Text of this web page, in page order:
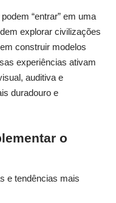
“entrar” em uma
explorar civilizações
construir modelos
experiências ativam
auditiva e
duradouro e
o
e tendências mais